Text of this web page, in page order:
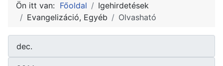
Ön itt van: Főoldal
Igehirdetések
Evangelizáció, Egyéb
Olvasható
Szűrők